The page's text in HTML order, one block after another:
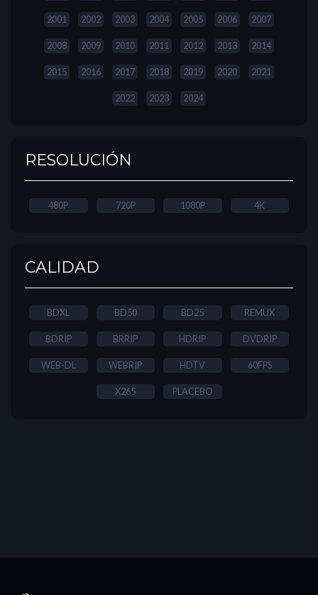
2001 2002 2003 2004 2005 2006 2007
2008 2009 2010 2011 2012 2013 2014
2015 2016 2017 2018 2019 2020 2021
2022 2023 2024
RESOLUCIÓN
480P 720P 1080P 4K
CALIDAD
BDXL BD50 BD25 REMUX
BDRIP BRRIP HDRIP DVDRIP
WEB-DL WEBRIP HDTV 60FPS
X265 PLACEBO